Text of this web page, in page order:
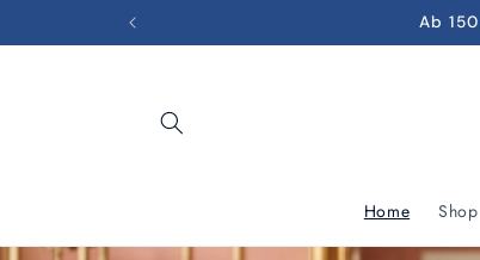
Inhalt
Ab
Home Shop